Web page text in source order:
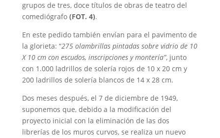
grupos de tres, doce títulos de obras de teatro del
comediógrafo (FOT. 4).
En este pedido también envían para el pavimento de
la glorieta: “275 olambrillas pintadas sobre vidrio de 10
X 10 cm con escudos, inscripciones y montería”, junto
con 1.000 ladrillos de solería rojos de 10 x 20 cm y
200 ladrillos de solería blancos de 14 x 28 cm.
Dos meses después, el 7 de diciembre de 1949,
suponemos que, debido a la modificación del
proyecto inicial con la eliminación de las dos
librerías de los muros curvos, se realiza un nuevo